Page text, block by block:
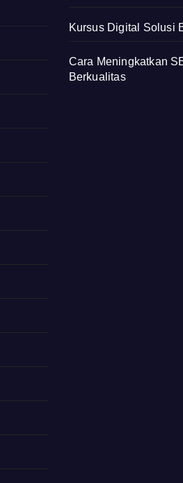
Kursus Digital Solusi
Cara Meningkatkan
Berkualitas